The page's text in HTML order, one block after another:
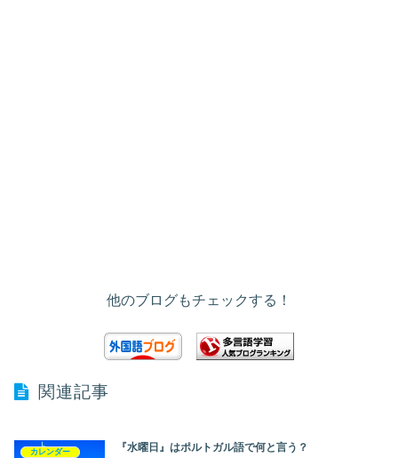
他のブログもチェックする！
関連記事
カレンダー 『水曜日』はポルトガル語で何と言う？